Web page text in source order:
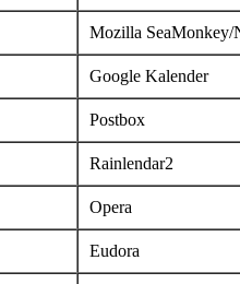
Mozilla SeaMonkey/
Google Kalender
Postbox
Rainlendar2
Opera
Eudora